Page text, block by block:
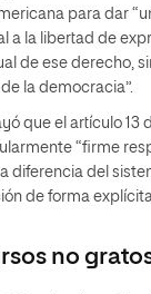
para dar
a la libertad de
de ese derecho,
la democracia”.
que el artículo 13
“firme
a diferencia del
de forma
no